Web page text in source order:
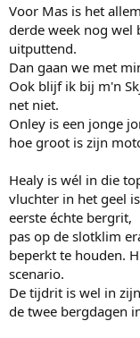
Voor Mas is het
derde week nog wel
uitputtend.
Dan gaan we met
Ook blijf ik bij m'n
net niet.
Onley is een jonge
hoe groot is zijn
Healy is wél in die
vluchter in het geel
eerste échte bergrit,
pas op de slotklim
beperkt te houden.
scenario.
De tijdrit is wel in
de twee bergdagen